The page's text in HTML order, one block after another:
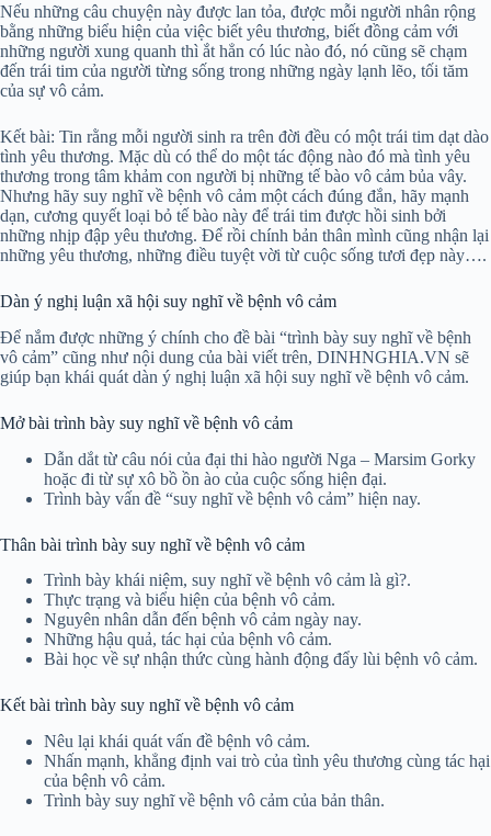
Nếu những câu chuyện này được lan tỏa, được mỗi người nhân rộng
bằng những biểu hiện của việc biết yêu thương, biết đồng cảm với
những người xung quanh thì ắt hẳn có lúc nào đó, nó cũng sẽ chạm
đến trái tim của người từng sống trong những ngày lạnh lẽo, tối tăm
của sự vô cảm.
Kết bài: Tin rằng mỗi người sinh ra trên đời đều có một trái tim dạt dào
tình yêu thương. Mặc dù có thể do một tác động nào đó mà tình yêu
thương trong tâm khảm con người bị những tế bào vô cảm bủa vây.
Nhưng hãy suy nghĩ về bệnh vô cảm một cách đúng đắn, hãy mạnh
dạn, cương quyết loại bỏ tế bào này để trái tim được hồi sinh bởi
những nhịp đập yêu thương. Để rồi chính bản thân mình cũng nhận lại
những yêu thương, những điều tuyệt vời từ cuộc sống tươi đẹp này….
Dàn ý nghị luận xã hội suy nghĩ về bệnh vô cảm
Để nắm được những ý chính cho đề bài “trình bày suy nghĩ về bệnh
vô cảm” cũng như nội dung của bài viết trên, DINHNGHIA.VN sẽ
giúp bạn khái quát dàn ý nghị luận xã hội suy nghĩ về bệnh vô cảm.
Mở bài trình bày suy nghĩ về bệnh vô cảm
Dẫn dắt từ câu nói của đại thi hào người Nga – Marsim Gorky
hoặc đi từ sự xô bồ ồn ào của cuộc sống hiện đại.
Trình bày vấn đề “suy nghĩ về bệnh vô cảm” hiện nay.
Thân bài trình bày suy nghĩ về bệnh vô cảm
Trình bày khái niệm, suy nghĩ về bệnh vô cảm là gì?.
Thực trạng và biểu hiện của bệnh vô cảm.
Nguyên nhân dẫn đến bệnh vô cảm ngày nay.
Những hậu quả, tác hại của bệnh vô cảm.
Bài học về sự nhận thức cùng hành động đẩy lùi bệnh vô cảm.
Kết bài trình bày suy nghĩ về bệnh vô cảm
Nêu lại khái quát vấn đề bệnh vô cảm.
Nhấn mạnh, khẳng định vai trò của tình yêu thương cùng tác hại
của bệnh vô cảm.
Trình bày suy nghĩ về bệnh vô cảm của bản thân.